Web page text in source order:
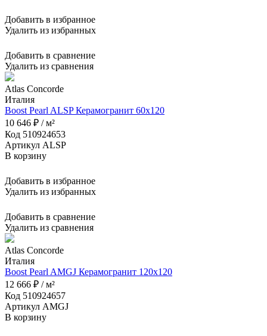
Добавить в избранное
Удалить из избранных
Добавить в сравнение
Удалить из сравнения
Atlas Concorde
Италия
Boost Pearl ALSP Керамогранит 60x120
10 646 ₽ / м²
Код 510924653
Артикул ALSP
В корзину
Добавить в избранное
Удалить из избранных
Добавить в сравнение
Удалить из сравнения
Atlas Concorde
Италия
Boost Pearl AMGJ Керамогранит 120x120
12 666 ₽ / м²
Код 510924657
Артикул AMGJ
В корзину